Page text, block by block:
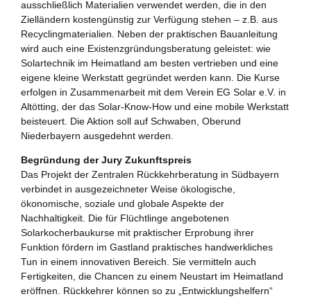
Aktuelles
Mitmachen ?
ausschließlich Materialien verwendet werden, die in den
Zielländern kostengünstig zur Verfügung stehen – z.B. aus
Recyclingmaterialien. Neben der praktischen Bauanleitung
wird auch eine Existenzgründungsberatung geleistet: wie
Solartechnik im Heimatland am besten vertrieben und eine
eigene kleine Werkstatt gegründet werden kann. Die Kurse
erfolgen in Zusammenarbeit mit dem Verein EG Solar e.V. in
Altötting, der das Solar-Know-How und eine mobile Werkstatt
beisteuert. Die Aktion soll auf Schwaben, Oberund
Niederbayern ausgedehnt werden.
Begründung der Jury Zukunftspreis
Das Projekt der Zentralen Rückkehrberatung in Südbayern
verbindet in ausgezeichneter Weise ökologische,
ökonomische, soziale und globale Aspekte der
Nachhaltigkeit. Die für Flüchtlinge angebotenen
Solarkocherbaukurse mit praktischer Erprobung ihrer
Funktion fördern im Gastland praktisches handwerkliches
Tun in einem innovativen Bereich. Sie vermitteln auch
Fertigkeiten, die Chancen zu einem Neustart im Heimatland
eröffnen. Rückkehrer können so zu „Entwicklungshelfern“